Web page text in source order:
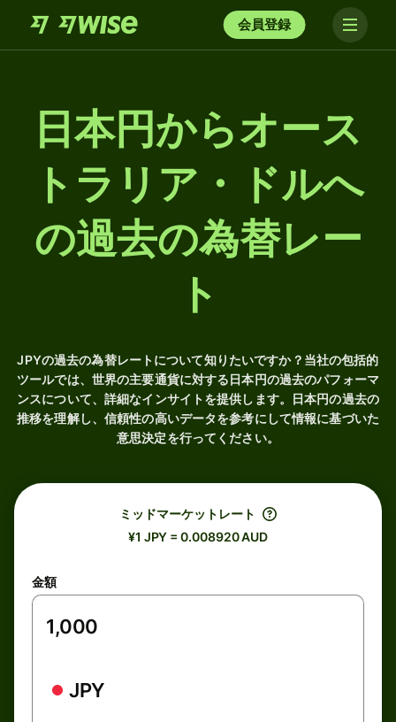
会員登録
日本円からオース
トラリア・ドルへ
の過去の為替レー
ト
JPYの過去の為替レートについて知りたいですか？当社の包括的
ツールでは、世界の主要通貨に対する日本円の過去のパフォーマ
ンスについて、詳細なインサイトを提供します。日本円の過去の
推移を理解し、信頼性の高いデータを参考にして情報に基づいた
意思決定を行ってください。
ミッドマーケットレート
¥1 JPY = 0.008920 AUD
金額
JPY